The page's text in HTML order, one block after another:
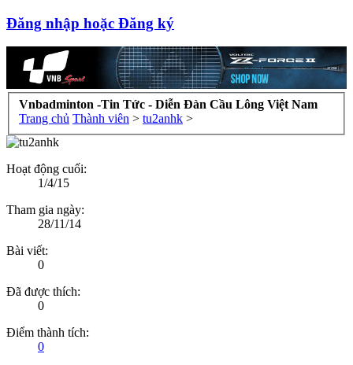
Đăng nhập hoặc Đăng ký
Vnbadminton -Tin Tức - Diễn Đàn Cầu Lông Việt Nam
Trang chủ Thành viên > tu2anhk >
Hoạt động cuối:
1/4/15
Tham gia ngày:
28/11/14
Bài viết:
0
Đã được thích:
0
Điểm thành tích:
0